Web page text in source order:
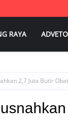
RAYA
2,7 Juta Butir